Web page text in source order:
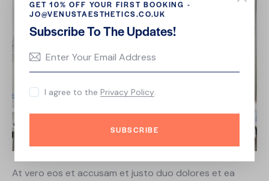
At vero eos et accusam et justo duo dolores et ea
GET 10% OFF YOUR FIRST BOOKING -
JO@VENUSTAESTHETICS.CO.UK
Subscribe To The Updates!
SUBSCRIBE
I agree to the Privacy Policy.